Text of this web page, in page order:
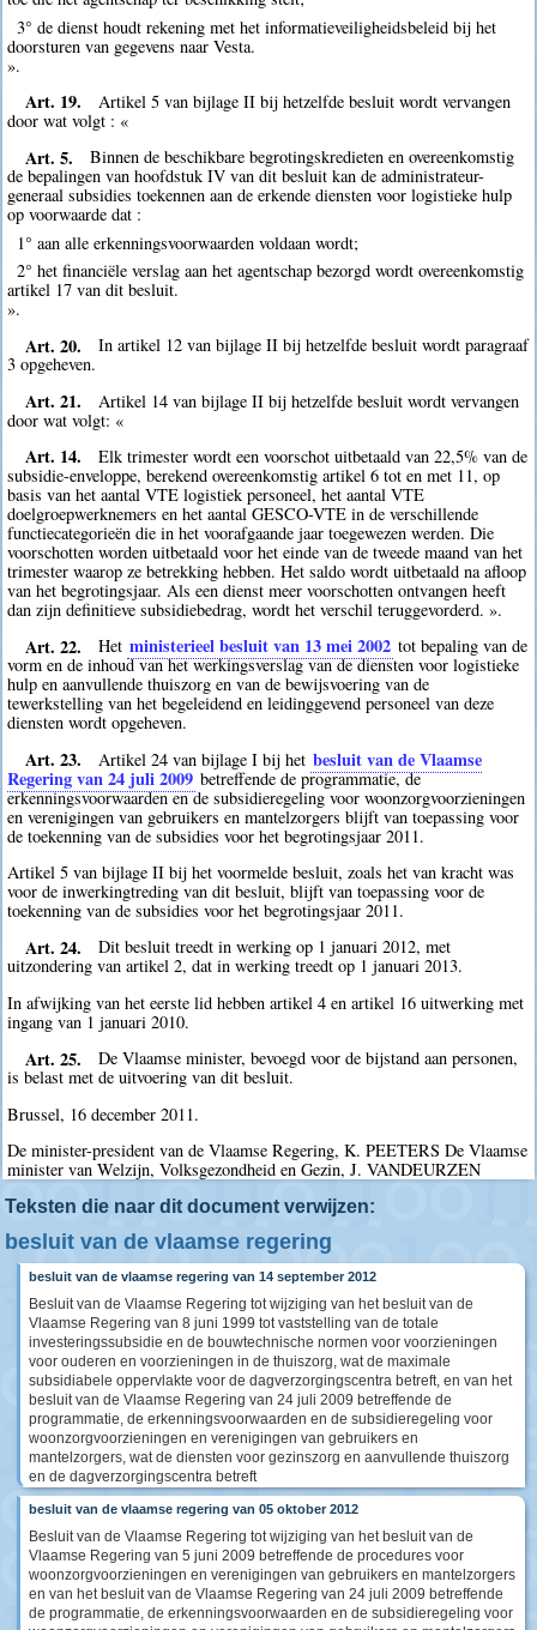
3° de dienst houdt rekening met het informatieveiligheidsbeleid bij het
doorsturen van gegevens naar Vesta.
».
Art. 19.
Artikel 5 van bijlage II bij hetzelfde besluit wordt vervangen
door wat volgt : «
Art. 5.
Binnen de beschikbare begrotingskredieten en overeenkomstig
de bepalingen van hoofdstuk IV van dit besluit kan de administrateur-
generaal subsidies toekennen aan de erkende diensten voor logistieke hulp
op voorwaarde dat :
1° aan alle erkenningsvoorwaarden voldaan wordt;
2° het financiële verslag aan het agentschap bezorgd wordt overeenkomstig
artikel 17 van dit besluit.
».
Art. 20.
In artikel 12 van bijlage II bij hetzelfde besluit wordt paragraaf
3 opgeheven.
Art. 21.
Artikel 14 van bijlage II bij hetzelfde besluit wordt vervangen
door wat volgt: «
Art. 14.
Elk trimester wordt een voorschot uitbetaald van 22,5% van de
subsidie-enveloppe, berekend overeenkomstig artikel 6 tot en met 11, op
basis van het aantal VTE logistiek personeel, het aantal VTE
doelgroepwerknemers en het aantal GESCO-VTE in de verschillende
functiecategorieën die in het voorafgaande jaar toegewezen werden. Die
voorschotten worden uitbetaald voor het einde van de tweede maand van het
trimester waarop ze betrekking hebben. Het saldo wordt uitbetaald na afloop
van het begrotingsjaar. Als een dienst meer voorschotten ontvangen heeft
dan zijn definitieve subsidiebedrag, wordt het verschil teruggevorderd. ».
Art. 22. Het ministerieel besluit van 13 mei 2002 tot bepaling van de
vorm en de inhoud van het werkingsverslag van de diensten voor logistieke
hulp en aanvullende thuiszorg en van de bewijsvoering van de
tewerkstelling van het begeleidend en leidinggevend personeel van deze
diensten wordt opgeheven.
Art. 23. Artikel 24 van bijlage I bij het besluit van de Vlaamse
Regering van 24 juli 2009 betreffende de programmatie, de
erkenningsvoorwaarden en de subsidieregeling voor woonzorgvoorzieningen
en verenigingen van gebruikers en mantelzorgers blijft van toepassing voor
de toekenning van de subsidies voor het begrotingsjaar 2011.
Artikel 5 van bijlage II bij het voormelde besluit, zoals het van kracht was
voor de inwerkingtreding van dit besluit, blijft van toepassing voor de
toekenning van de subsidies voor het begrotingsjaar 2011.
Art. 24.
Dit besluit treedt in werking op 1 januari 2012, met
uitzondering van artikel 2, dat in werking treedt op 1 januari 2013.
In afwijking van het eerste lid hebben artikel 4 en artikel 16 uitwerking met
ingang van 1 januari 2010.
Art. 25.
De Vlaamse minister, bevoegd voor de bijstand aan personen,
is belast met de uitvoering van dit besluit.
Brussel, 16 december 2011.
De minister-president van de Vlaamse Regering, K. PEETERS De Vlaamse
minister van Welzijn, Volksgezondheid en Gezin, J. VANDEURZEN
Teksten die naar dit document verwijzen:
besluit van de vlaamse regering
besluit van de vlaamse regering van 14 september 2012
Besluit van de Vlaamse Regering tot wijziging van het besluit van de
Vlaamse Regering van 8 juni 1999 tot vaststelling van de totale
investeringssubsidie en de bouwtechnische normen voor voorzieningen
voor ouderen en voorzieningen in de thuiszorg, wat de maximale
subsidiabele oppervlakte voor de dagverzorgingscentra betreft, en van het
besluit van de Vlaamse Regering van 24 juli 2009 betreffende de
programmatie, de erkenningsvoorwaarden en de subsidieregeling voor
woonzorgvoorzieningen en verenigingen van gebruikers en
mantelzorgers, wat de diensten voor gezinszorg en aanvullende thuiszorg
en de dagverzorgingscentra betreft
besluit van de vlaamse regering van 05 oktober 2012
Besluit van de Vlaamse Regering tot wijziging van het besluit van de
Vlaamse Regering van 5 juni 2009 betreffende de procedures voor
woonzorgvoorzieningen en verenigingen van gebruikers en mantelzorgers
en van het besluit van de Vlaamse Regering van 24 juli 2009 betreffende
de programmatie, de erkenningsvoorwaarden en de subsidieregeling voor